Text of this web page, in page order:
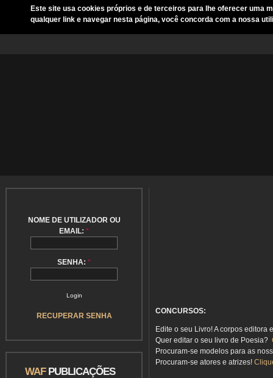
Este site usa cookies próprios e de terceiros para lhe oferecer uma
qualquer link e navegar nesta página, você concorda com a nossa
NOME DE UTILIZADOR OU
EMAIL: *
SENHA: *
RECUPERAR SENHA
WAFPUBLICAÇÕES
CONCURSOS:
Edite o seu Livro! A corpos
Quer editar o seu livro de Poesia?
Procuram-se modelos para as
Procuram-se atores e atrizes!